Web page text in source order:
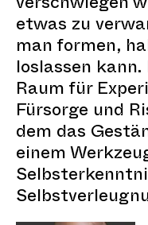
verschwiegen
etwas zu
man formen,
loslassen kann.
Raum für
Fürsorge und
dem das
einem